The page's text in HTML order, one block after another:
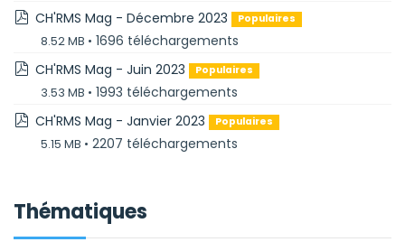
pdf
CH'RMS Mag - Décembre 2023 Populaires
8.52 MB
1696 téléchargements
pdf
CH'RMS Mag - Juin 2023 Populaires
3.53 MB
1993 téléchargements
pdf
CH'RMS Mag - Janvier 2023 Populaires
5.15 MB 2207 téléchargements
Thématiques